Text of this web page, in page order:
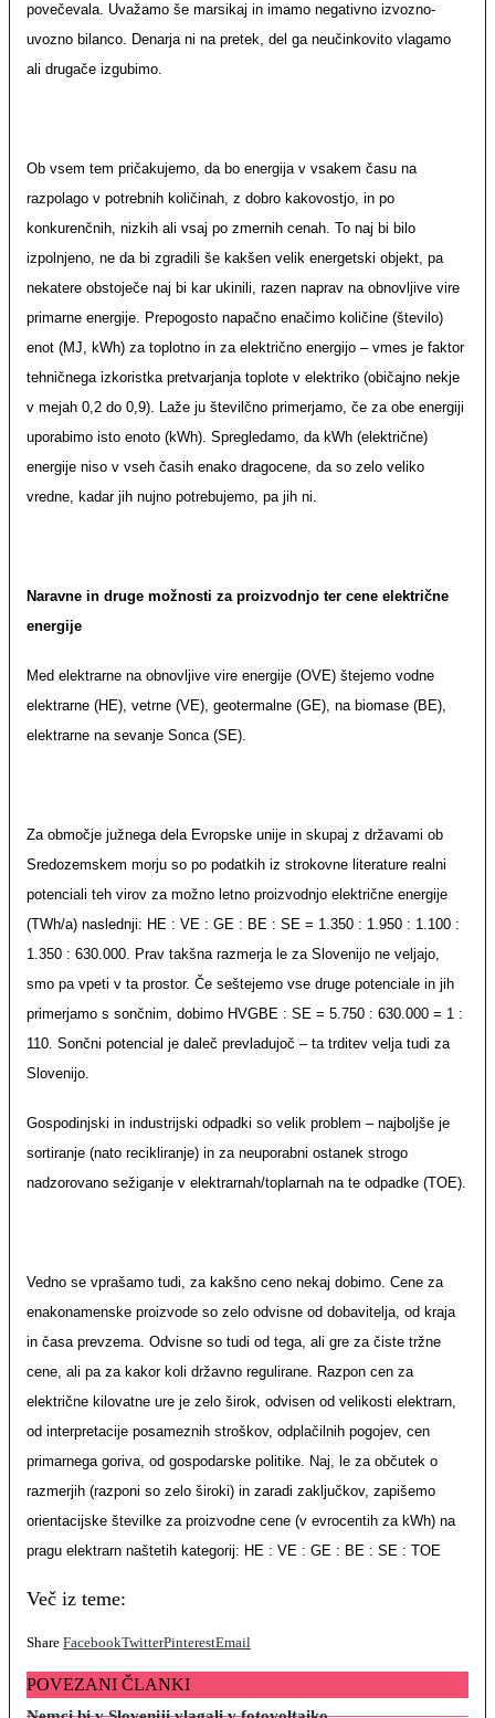
povečevala. Uvažamo še marsikaj in imamo negativno izvozno-
uvozno bilanco. Denarja ni na pretek, del ga neučinkovito vlagamo
ali drugače izgubimo.
Ob vsem tem pričakujemo, da bo energija v vsakem času na
razpolago v potrebnih količinah, z dobro kakovostjo, in po
konkurenčnih, nizkih ali vsaj po zmernih cenah. To naj bi bilo
izpolnjeno, ne da bi zgradili še kakšen velik energetski objekt, pa
nekatere obstoječe naj bi kar ukinili, razen naprav na obnovljive vire
primarne energije. Prepogosto napačno enačimo količine (število)
enot (MJ, kWh) za toplotno in za električno energijo – vmes je faktor
tehničnega izkoristka pretvarjanja toplote v elektriko (običajno nekje
v mejah 0,2 do 0,9). Laže ju številčno primerjamo, če za obe energiji
uporabimo isto enoto (kWh). Spregledamo, da kWh (električne)
energije niso v vseh časih enako dragocene, da so zelo veliko
vredne, kadar jih nujno potrebujemo, pa jih ni.
Naravne in druge možnosti za proizvodnjo ter cene električne
energije
Med elektrarne na obnovljive vire energije (OVE) štejemo vodne
elektrarne (HE), vetrne (VE), geotermalne (GE), na biomase (BE),
elektrarne na sevanje Sonca (SE).
Za območje južnega dela Evropske unije in skupaj z državami ob
Sredozemskem morju so po podatkih iz strokovne literature realni
potenciali teh virov za možno letno proizvodnjo električne energije
(TWh/a) naslednji: HE : VE : GE : BE : SE = 1.350 : 1.950 : 1.100 :
1.350 : 630.000. Prav takšna razmerja le za Slovenijo ne veljajo,
smo pa vpeti v ta prostor. Če seštejemo vse druge potenciale in jih
primerjamo s sončnim, dobimo HVGBE : SE = 5.750 : 630.000 = 1 :
110. Sončni potencial je daleč prevladujoč – ta trditev velja tudi za
Slovenijo.
Gospodinjski in industrijski odpadki so velik problem – najboljše je
sortiranje (nato recikliranje) in za neuporabni ostanek strogo
nadzorovano sežiganje v elektrarnah/toplarnah na te odpadke (TOE).
Vedno se vprašamo tudi, za kakšno ceno nekaj dobimo. Cene za
enakonamenske proizvode so zelo odvisne od dobavitelja, od kraja
in časa prevzema. Odvisne so tudi od tega, ali gre za čiste tržne
cene, ali pa za kakor koli državno regulirane. Razpon cen za
električne kilovatne ure je zelo širok, odvisen od velikosti elektrarn,
od interpretacije posameznih stroškov, odplačilnih pogojev, cen
primarnega goriva, od gospodarske politike. Naj, le za občutek o
razmerjih (razponi so zelo široki) in zaradi zaključkov, zapišemo
orientacijske številke za proizvodne cene (v evrocentih za kWh) na
pragu elektrarn naštetih kategorij: HE : VE : GE : BE : SE : TOE
Več iz teme:
Share FacebookTwitterPinterestEmail
POVEZANI ČLANKI